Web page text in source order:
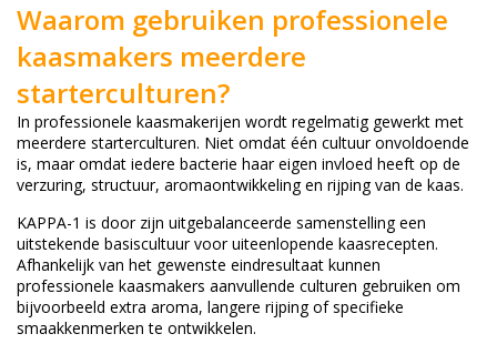
Waarom gebruiken professionele
kaasmakers meerdere
starterculturen?
In professionele kaasmakerijen wordt regelmatig gewerkt met
meerdere starterculturen. Niet omdat één cultuur onvoldoende
is, maar omdat iedere bacterie haar eigen invloed heeft op de
verzuring, structuur, aromaontwikkeling en rijping van de kaas.
KAPPA-1 is door zijn uitgebalanceerde samenstelling een
uitstekende basiscultuur voor uiteenlopende kaasrecepten.
Afhankelijk van het gewenste eindresultaat kunnen
professionele kaasmakers aanvullende culturen gebruiken om
bijvoorbeeld extra aroma, langere rijping of specifieke
smaakkenmerken te ontwikkelen.